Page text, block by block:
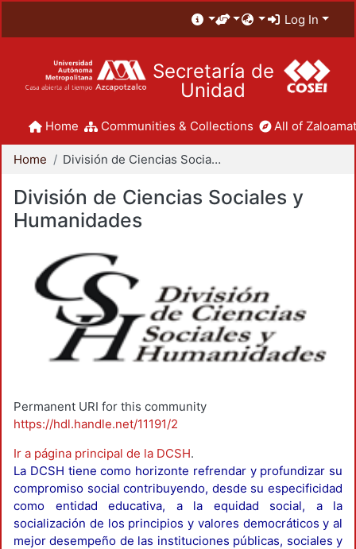
Log In
Secretaría de
Unidad
Home Communities & Collections All of
Home División de Ciencias Sociales y Humanidades
División de Ciencias Sociales y
Humanidades
Permanent URI for this community
https://hdl.handle.net/11191/2
Ir a página principal de la DCSH.
La DCSH tiene como horizonte refrendar y profundizar su
compromiso social contribuyendo, desde su especificidad
como entidad educativa, a la equidad social, a la
socialización de los principios y valores democráticos y al
mejor desempeño de las instituciones públicas, sociales y